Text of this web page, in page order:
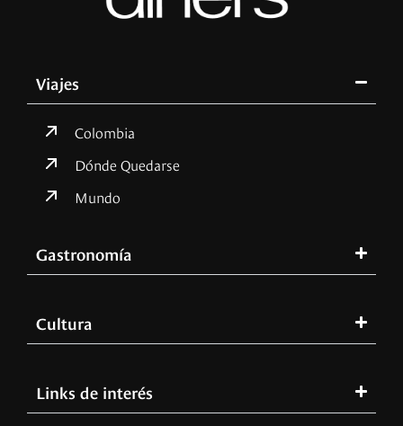
Viajes
Colombia
Dónde Quedarse
Mundo
Gastronomía
Cultura
Links de interés